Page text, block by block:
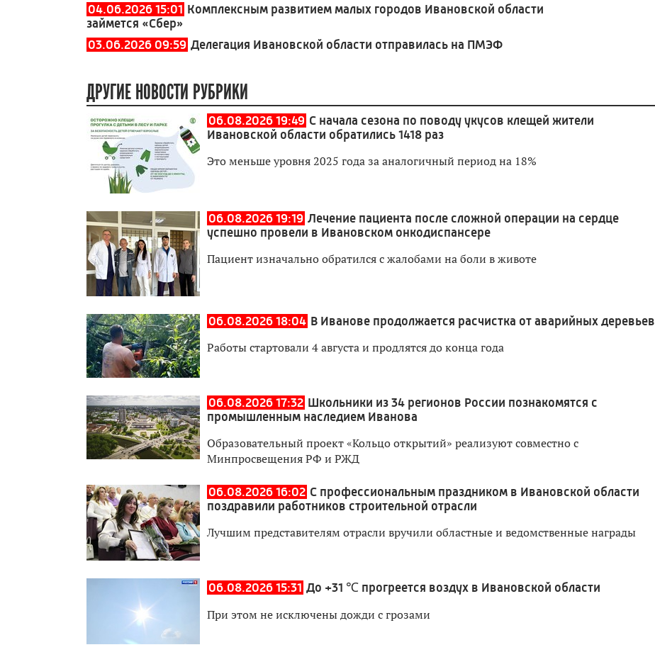
04.06.2026 15:01 Комплексным развитием малых городов Ивановской области
займется «Сбер»
03.06.2026 09:59 Делегация Ивановской области отправилась на ПМЭФ
ДРУГИЕ НОВОСТИ РУБРИКИ
06.08.2026 19:49 С начала сезона по поводу укусов клещей жители
Ивановской области обратились 1418 раз
Это меньше уровня 2025 года за аналогичный период на 18%
06.08.2026 19:19 Лечение пациента после сложной операции на сердце
успешно провели в Ивановском онкодиспансере
Пациент изначально обратился с жалобами на боли в животе
06.08.2026 18:04 В Иванове продолжается расчистка от аварийных деревьев
Работы стартовали 4 августа и продлятся до конца года
06.08.2026 17:32 Школьники из 34 регионов России познакомятся с
промышленным наследием Иванова
Образовательный проект «Кольцо открытий» реализуют совместно с
Минпросвещения РФ и РЖД
06.08.2026 16:02 С профессиональным праздником в Ивановской области
поздравили работников строительной отрасли
Лучшим представителям отрасли вручили областные и ведомственные награды
06.08.2026 15:31 До +31 ℃ прогреется воздух в Ивановской области
При этом не исключены дожди с грозами